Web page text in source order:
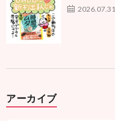
2026.07.31
アーカイブ